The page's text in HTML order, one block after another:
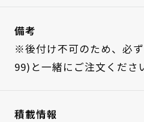
備考
※後付け不可のため、必
99)と一緒にご注文くださ
積載情報